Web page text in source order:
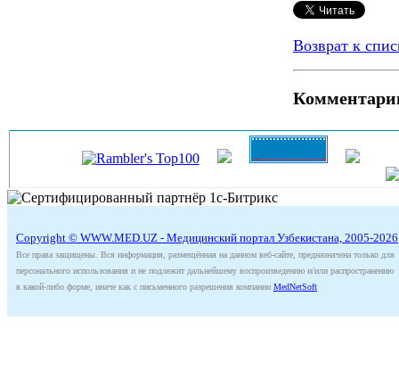
Возврат к
Copyright © WWW.MED.UZ - Медицинский портал Узбекистана, 2005-2026
Все права защищены. Вся информация, размещённая на данном веб-сайте, предназначена только для
персонального использования и не подлежит дальнейшему воспроизведению и/или распространению
в какой-либо форме, иначе как с письменного разрешения компании MedNetSoft